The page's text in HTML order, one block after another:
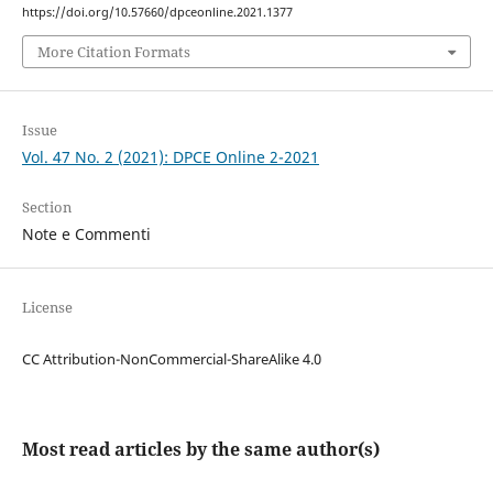
https://doi.org/10.57660/dpceonline.2021.1377
More Citation Formats
Issue
Vol. 47 No. 2 (2021): DPCE Online 2-2021
Section
Note e Commenti
License
CC Attribution-NonCommercial-ShareAlike 4.0
Most read articles by the same author(s)